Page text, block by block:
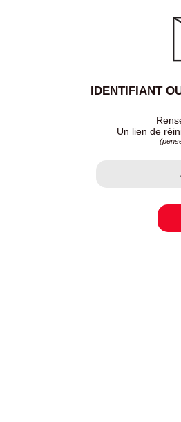
IDENTIFIANT
Un lien de